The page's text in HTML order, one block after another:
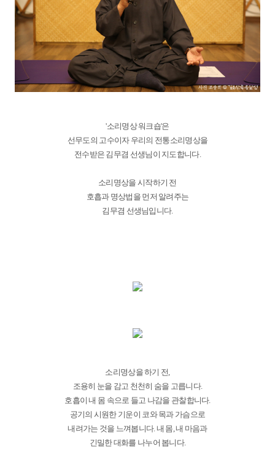
'소리명상 워크숍'은
선무도의 고수이자 우리의 전통소리명상을
전수받은 김무겸 선생님이 지도합니다.
소리명상을 시작하기 전
호흡과 명상법을 먼저 알려주는
김무겸 선생님입니다.
소리명상을 하기 전,
조용히 눈을 감고 천천히 숨을 고릅니다.
호흡이 내 몸 속으로 들고 나감을 관찰합니다.
공기의 시원한 기운이 코와 목과 가슴으로
내려가는 것을 느껴봅니다. 내 몸, 내 마음과
긴밀한 대화를 나누어 봅니다.